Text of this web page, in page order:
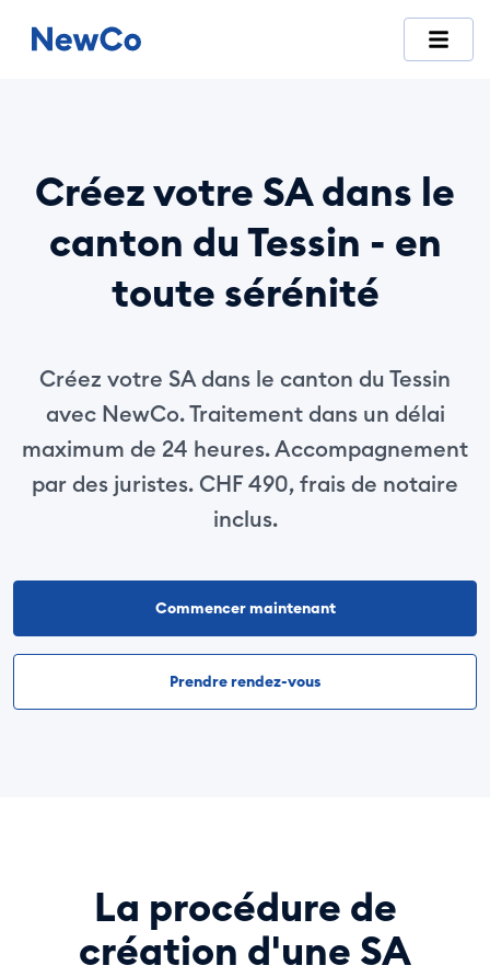
Créez votre SA dans le
canton du Tessin - en
toute sérénité
Créez votre SA dans le canton du Tessin
avec NewCo. Traitement dans un délai
maximum de 24 heures. Accompagnement
par des juristes. CHF 490, frais de notaire
inclus.
Commencer maintenant
Prendre rendez-vous
La procédure de
création d'une SA